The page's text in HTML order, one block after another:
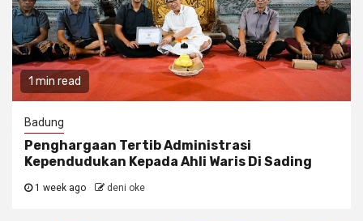
1 min read
Badung
Penghargaan Tertib Administrasi
Kependudukan Kepada Ahli Waris Di Sading
1 week ago deni oke